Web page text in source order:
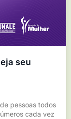
seu
pessoas todos
cada vez